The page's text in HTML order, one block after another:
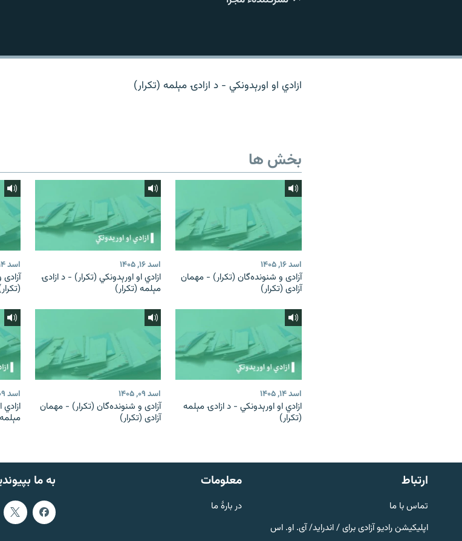
به ما بپیوندید
همۀ سایت‌های رادیو آزادی/ رادیو
ازادي او اورېدونکي - د ازادۍ مېلمه (تکرار)
بخش ها
اسد ۱۶, ۱۴۰۵
آزادی و شنونده‌گان (تکرار) - مهمان
آزادی (تکرار)
اسد ۱۶, ۱۴۰۵
ازادي او اورېدونکي (تکرار) - د ازادۍ
مېلمه (تکرار)
اسد ۱۴, ۱۴۰۵
اسد ۱۴, ۱۴۰۵
ازادي او اورېدونکي - د ازادۍ مېلمه
(تکرار)
اسد ۰۹, ۱۴۰۵
آزادی و شنونده‌گان (تکرار) - مهمان
آزادی (تکرار)
اسد ۰۹, ۱۴۰۵
به ما ارتباط
تماس با ما
اپلیکیشن رادیو آزادی برای / اندراید/ آی. او. اس
معلومات
در بارۀ ما